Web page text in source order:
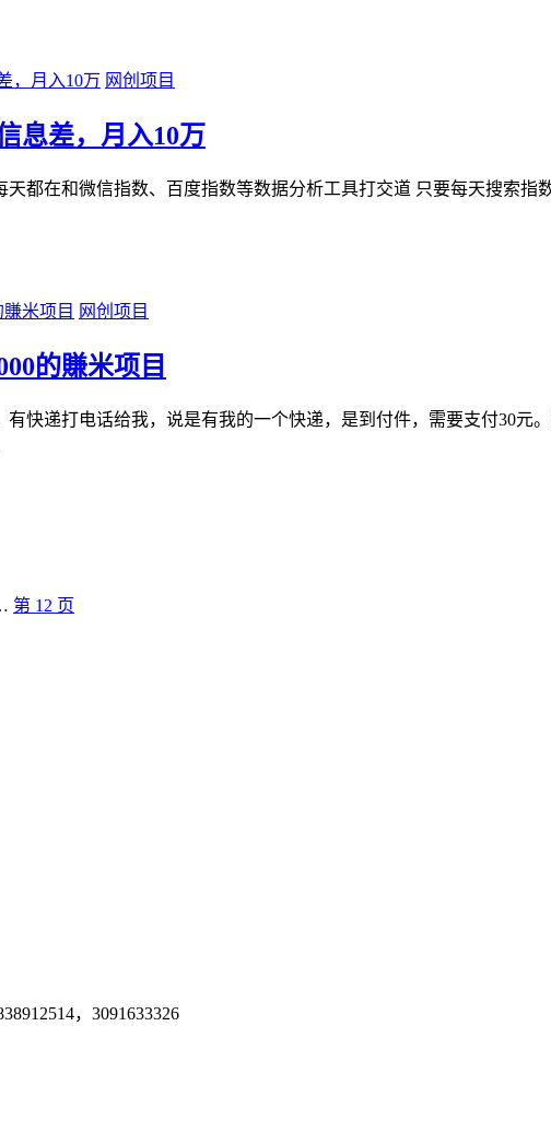
网创项目
息差，月入10万
都在和微信指数、百度指数等数据分析工具打交道 只要每天搜索
网创项目
的賺米项目
快递打电话给我，说是有我的一个快递，是到付件，需要支付30
第 12 页
，3091633326